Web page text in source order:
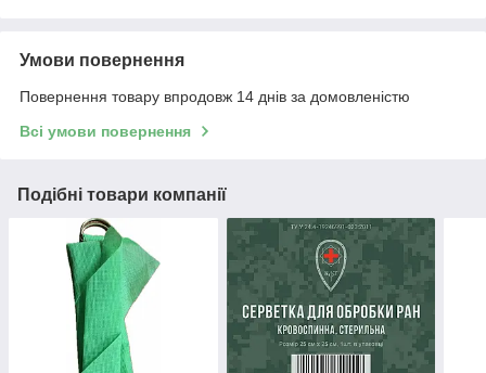
Умови повернення
Повернення товару впродовж 14 днів за домовленістю
Всі умови повернення
Подібні товари компанії